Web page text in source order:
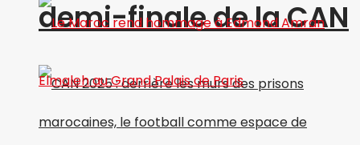
demi-finale de la CAN